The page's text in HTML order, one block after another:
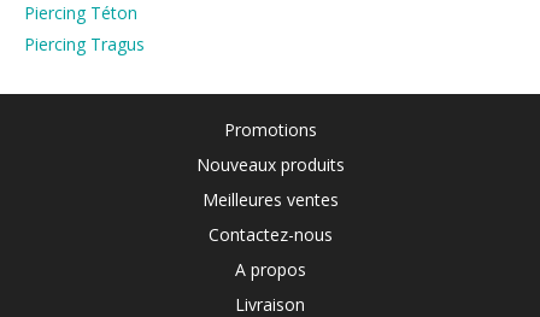
Piercing Téton
Piercing Tragus
Promotions
Nouveaux produits
Meilleures ventes
Contactez-nous
A propos
Livraison